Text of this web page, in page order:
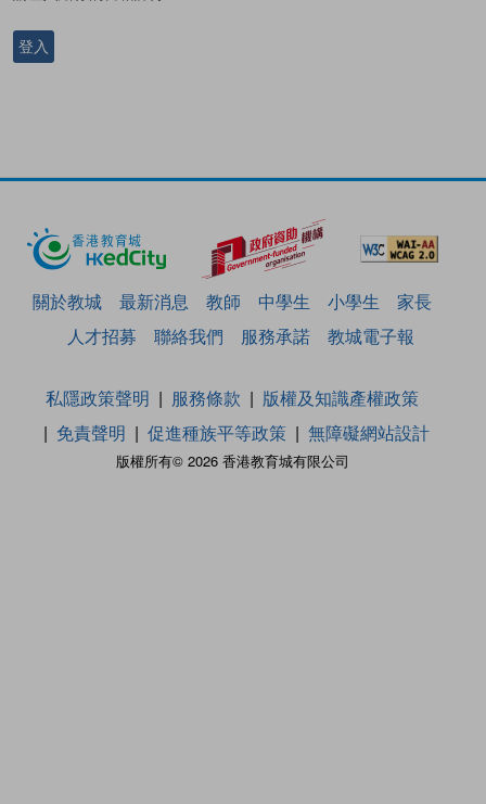
登入
關於教城 最新消息 教師 中學生 小學生
家長
人才招募
聯絡我們 服務承諾 教城電子報
版權所有© 2026 香港教育城有限公司
私隱政策聲明 服務條款
版權及知識產權政策
免責聲明
促進種族平等政策 無障礙網站設計